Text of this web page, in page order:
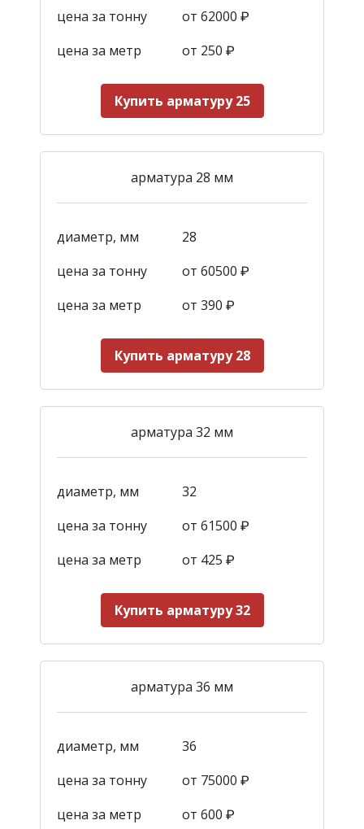
цена за тонну
от 62000 ₽
цена за метр
от 250 ₽
Купить арматуру 25
арматура 28 мм
диаметр, мм
28
цена за тонну
от 60500 ₽
цена за метр
от 390 ₽
Купить арматуру 28
арматура 32 мм
диаметр, мм
32
цена за тонну
от 61500 ₽
цена за метр
от 425 ₽
Купить арматуру 32
арматура 36 мм
диаметр, мм
36
цена за тонну
от 75000 ₽
цена за метр
от 600 ₽